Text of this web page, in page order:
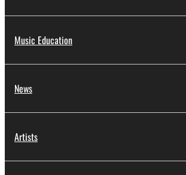
Music Education
News
Artists